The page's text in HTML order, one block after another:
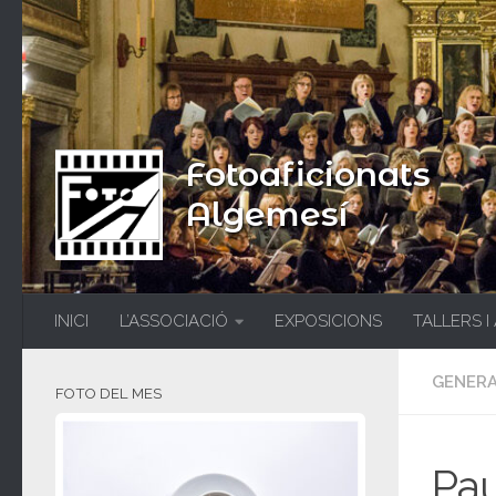
Fotoaficionats
Algemesí
INICI L’ASSOCIACIÓ EXPOSICIONS TALLERS I
FOTO DEL MES